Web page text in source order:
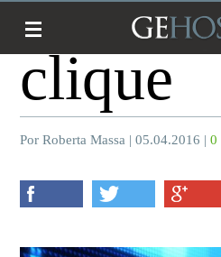
clique
Por Roberta Massa | 05.04.2016 |0